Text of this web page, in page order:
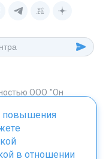
ООО "Он
статьей 1259 ГК. РФ.
повышения
в отношении